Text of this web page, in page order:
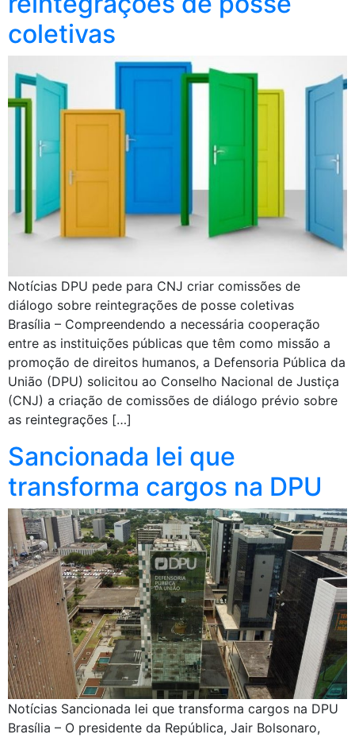
coletivas
Notícias DPU pede para CNJ criar comissões de
diálogo sobre reintegrações de posse coletivas
Brasília – Compreendendo a necessária cooperação
entre as instituições públicas que têm como missão a
promoção de direitos humanos, a Defensoria Pública da
União (DPU) solicitou ao Conselho Nacional de Justiça
(CNJ) a criação de comissões de diálogo prévio sobre
as reintegrações […]
Sancionada lei que
transforma cargos na DPU
Notícias Sancionada lei que transforma cargos na DPU
Brasília – O presidente da República, Jair Bolsonaro,